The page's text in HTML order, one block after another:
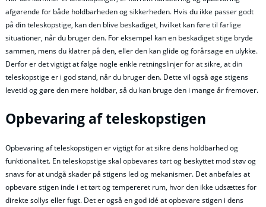
afgørende for både holdbarheden og sikkerheden. Hvis du ikke passer godt
på din teleskopstige, kan den blive beskadiget, hvilket kan føre til farlige
situationer, når du bruger den. For eksempel kan en beskadiget stige bryde
sammen, mens du klatrer på den, eller den kan glide og forårsage en ulykke.
Derfor er det vigtigt at følge nogle enkle retningslinjer for at sikre, at din
teleskopstige er i god stand, når du bruger den. Dette vil også øge stigens
levetid og gøre den mere holdbar, så du kan bruge den i mange år fremover.
Opbevaring af teleskopstigen
Opbevaring af teleskopstigen er vigtigt for at sikre dens holdbarhed og
funktionalitet. En teleskopstige skal opbevares tørt og beskyttet mod støv og
snavs for at undgå skader på stigens led og mekanismer. Det anbefales at
opbevare stigen inde i et tørt og tempereret rum, hvor den ikke udsættes for
direkte sollys eller fugt. Det er også en god idé at opbevare stigen i dens